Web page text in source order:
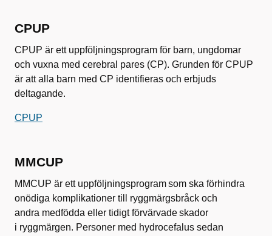
CPUP
CPUP är ett uppföljningsprogram för barn, ungdomar
och vuxna med cerebral pares (CP). Grunden för CPUP
är att alla barn med CP identifieras och erbjuds
deltagande.
CPUP
MMCUP
MMCUP är ett uppföljningsprogram som ska förhindra
onödiga komplikationer till ryggmärgsbråck och
andra medfödda eller tidigt förvärvade skador
i ryggmärgen. Personer med hydrocefalus sedan